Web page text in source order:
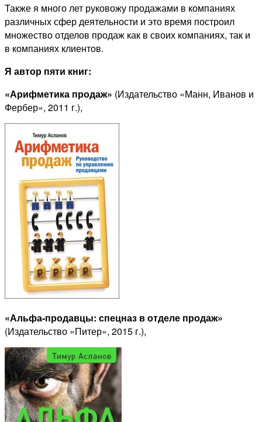
Также я много лет руковожу продажами в компаниях
различных сфер деятельности и это время построил
множество отделов продаж как в своих компаниях, так и
в компаниях клиентов.
Я автор пяти книг:
«Арифметика продаж» (Издательство «Манн, Иванов и
Фербер», 2011 г.),
«Альфа-продавцы: спецназ в отделе продаж»
(Издательство «Питер», 2015 г.),